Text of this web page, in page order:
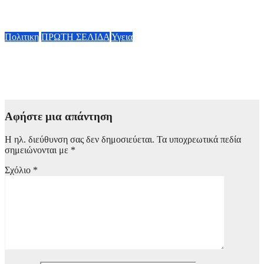
Πολιτικη ΠΡΩΤΗ ΣΕΛΙΔΑ Υγεια
Αφήστε μια απάντηση
Η ηλ. διεύθυνση σας δεν δημοσιεύεται. Τα υποχρεωτικά πεδία
σημειώνονται με *
Σχόλιο *